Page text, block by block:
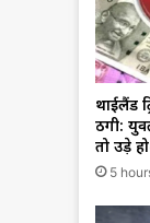
थाईलैंड
ठगी:
तो उड़े
5